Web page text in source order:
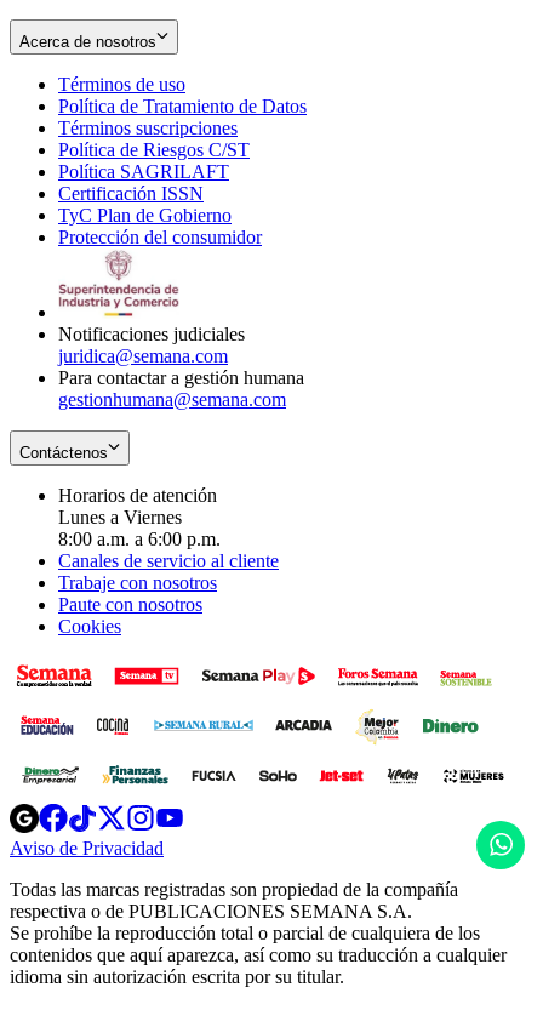
Acerca de nosotros
Términos de uso
in
new
window
Política de Tratamiento de Datos
Términos suscripciones
in
Política de Riesgos C/ST
Política SAGRILAFT
new
window
Certificación ISSN
in
new
TyC Plan de Gobierno
in
Protección del consumidorOpens
Notificaciones judiciales
juridica@semana.com
Para contactar a gestión humana
gestionhumana@semana.com
Contáctenos
Horarios de atención
Lunes a Viernes
8:00 a.m. a 6:00 p.m.
Canales de servicio al cliente
Trabaje con nosotros
Paute con nosotros
Cookies
Opens
in
new
Opens
in
new
Opens
in
new
window
Opens
new
windowwindow
Aviso de Privacidad
new
window
Todas las marcas registradas son propiedad de la compañía
respectiva o de PUBLICACIONES SEMANA S.A.
Se prohíbe la reproducción total o parcial de cualquiera de los
contenidos que aquí aparezca, así como su traducción a cualquier
idioma sin autorización escrita por su titular.